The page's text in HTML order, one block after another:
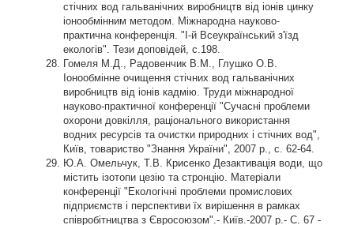
стічних вод гальванічних виробництв від іонів цинку
іонообмінним методом. Міжнародна науково-
практична конференція. "I-й Всеукраїнський з'їзд
екологів". Тези доповідей, с.198.
Гомеля М.Д., Радовенчик В.М., Глушко О.В.
Іонообмінне очищення стічних вод гальванічних
виробництв від іонів кадмію. Труди міжнародної
науково-практичної конференції "Сучасні проблеми
охорони довкілля, раціонального використання
водних ресурсів та очистки природних і стічних вод",
Київ, товариство "Знання України", 2007 р., с. 62-64.
Ю.А. Омельчук, Т.В. Крисенко Дезактивація води, що
містить ізотопи цезію та стронцію. Матеріали
конференції "Екологічні проблеми промислових
підприємств і перспективи їх вирішення в рамках
співробітництва з Євросоюзом".- Київ.-2007 р.- С. 67 -